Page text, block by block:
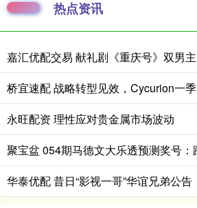
热点资讯
桥宜速配 战略转型见效，Cycurion一
永旺配资 理性应对贵金属市场波动
聚宝盆 054期马德文大乐透预测奖号：
华泰优配 昔日“影视一哥”华谊兄弟公